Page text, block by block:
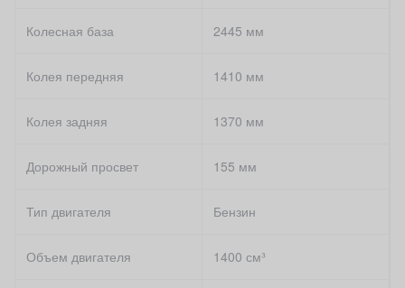
Колесная база 2445 мм
Колея передняя 1410 мм
Колея задняя 1370 мм
Дорожный просвет 155 мм
Тип двигателя Бензин
Объем двигателя 1400 см³